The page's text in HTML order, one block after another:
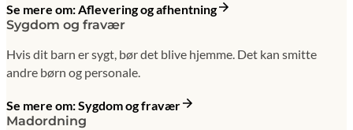
Se mere om: Aflevering og afhentning
Sygdom og fravær
Hvis dit barn er sygt, bør det blive hjemme. Det kan smitte
andre børn og personale.
Se mere om: Sygdom og fravær
Madordning